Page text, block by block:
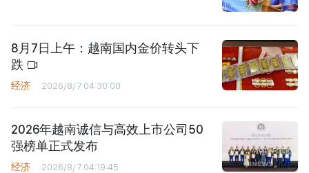
8月7日上午：越南国内金价转头下
跌
经济 2026/8/7 04:30:00
2026年越南诚信与高效上市公司50
强榜单正式发布
经济 2026/8/7 04:19:45